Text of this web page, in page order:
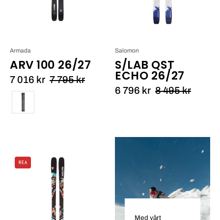
ARV 100 26/27
Armada
7 016 kr 7 795 kr
Färg
S/LAB QST
ECHO 26/27
Salomon
6 796 kr 8 495 kr
Faction
Prodigy
0
25/26_1
REA
Med vårt